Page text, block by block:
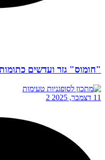
"חומוס" גזר ועדשים
11 דצמבר, 2025 2